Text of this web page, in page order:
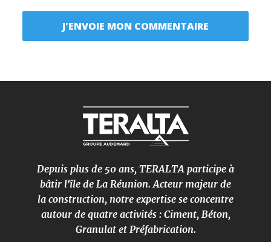
Depuis plus de 50 ans, TERALTA participe à
bâtir l'île de La Réunion. Acteur majeur de
la construction, notre expertise se concentre
autour de quatre activités : Ciment, Béton,
Granulat et Préfabrication.